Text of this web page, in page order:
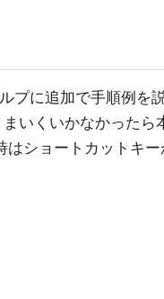
プに追加で手順例を
いくいかなかったら
ショートカットキー